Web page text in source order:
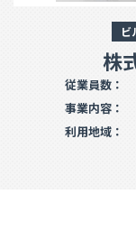
ビ
株
従業員数：
事業内容：
利用地域：